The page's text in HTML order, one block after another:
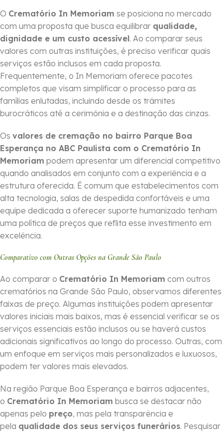
O Crematório In Memoriam se posiciona no mercado
com uma proposta que busca equilibrar qualidade,
dignidade e um custo acessível. Ao comparar seus
valores com outras instituições, é preciso verificar quais
serviços estão inclusos em cada proposta.
Frequentemente, o In Memoriam oferece pacotes
completos que visam simplificar o processo para as
famílias enlutadas, incluindo desde os trâmites
burocráticos até a cerimônia e a destinação das cinzas.
Os valores de cremação no bairro Parque Boa
Esperança no ABC Paulista com o Crematório In
Memoriam podem apresentar um diferencial competitivo
quando analisados em conjunto com a experiência e a
estrutura oferecida. É comum que estabelecimentos com
alta tecnologia, salas de despedida confortáveis e uma
equipe dedicada a oferecer suporte humanizado tenham
uma política de preços que reflita esse investimento em
excelência.
Comparativo com Outras Opções na Grande São Paulo
Ao comparar o Crematório In Memoriam com outros
crematórios na Grande São Paulo, observamos diferentes
faixas de preço. Algumas instituições podem apresentar
valores iniciais mais baixos, mas é essencial verificar se os
serviços essenciais estão inclusos ou se haverá custos
adicionais significativos ao longo do processo. Outras, com
um enfoque em serviços mais personalizados e luxuosos,
podem ter valores mais elevados.
Na região Parque Boa Esperança e bairros adjacentes,
o Crematório In Memoriam busca se destacar não
apenas pelo preço, mas pela transparência e
pela qualidade dos seus serviços funerários. Pesquisar